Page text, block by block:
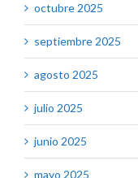
octubre 2025
septiembre 2025
agosto 2025
julio 2025
junio 2025
mayo 2025